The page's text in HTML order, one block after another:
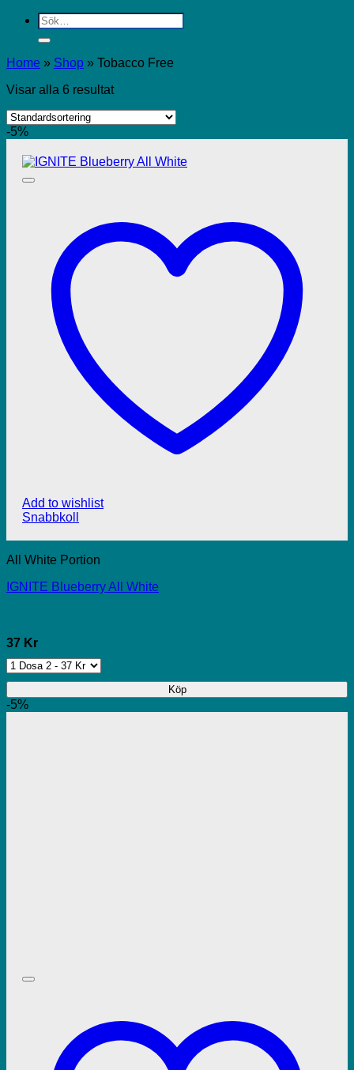
Sök
efter:
Home » Shop » Tobacco Free
Visar alla 6 resultat
-5%
Add to wishlist
Snabbkoll
All White Portion
IGNITE Blueberry All White
37 Kr
Köp
-5%